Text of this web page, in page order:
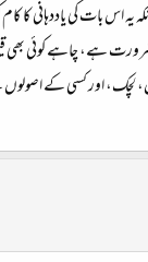
یہ اس بات کی یاددہانی کا
ہے، چاہے کوئی بھی
لچک، اور کسی کے